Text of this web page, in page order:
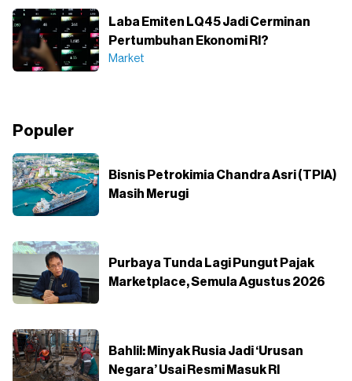
Laba Emiten LQ45 Jadi Cerminan
Pertumbuhan Ekonomi RI?
Market
Populer
Bisnis Petrokimia Chandra Asri (TPIA)
Masih Merugi
Purbaya Tunda Lagi Pungut Pajak
Marketplace, Semula Agustus 2026
Bahlil: Minyak Rusia Jadi ‘Urusan
Negara’ Usai Resmi Masuk RI